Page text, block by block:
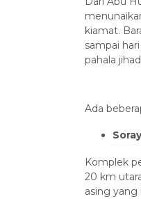
kiamat.
sampai
pahala
Ada
Komplek
20 km
asing yang